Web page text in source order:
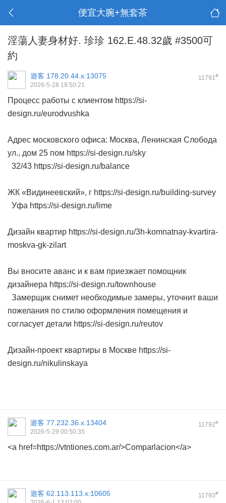
便宜大腕+無套茶
淫蕩人妻身材好. 珍珍 162.E.48.32歲 #3500可
約
11791#
遊客 178.20.44.x:13075
2026-5-28 19:50:21
Процесс работы с клиентом https://si-
design.ru/eurodvushka
Адрес московского офиса: Москва, Ленинская Слобода
ул., дом 25 пом https://si-design.ru/sky
32/43 https://si-design.ru/balance
ЖК «Видинеевский», г https://si-design.ru/building-survey
Уфа https://si-design.ru/lime
Дизайн квартир https://si-design.ru/3h-komnatnay-kvartira-
moskva-gk-zilart
Вы вносите аванс и к вам приезжает помощник
дизайнера https://si-design.ru/townhouse
Замерщик снимет необходимые замеры, уточнит ваши
пожелания по стилю оформления помещения и
согласует детали https://si-design.ru/reutov
Дизайн-проект квартиры в Москве https://si-
design.ru/nikulinskaya
11792#
遊客 77.232.36.x:13404
2026-5-29 00:50:35
<a href=https://vtntiones.com.ar/>Comparlacion</a>
11793#
遊客 62.113.113.x:10605